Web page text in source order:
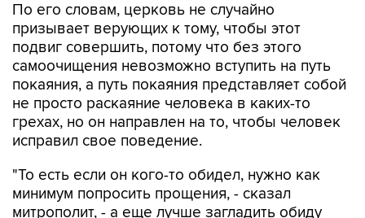
По его словам, церковь не случайно
призывает верующих к тому, чтобы этот
подвиг совершить, потому что без этого
самоочищения невозможно вступить на путь
покаяния, а путь покаяния представляет собой
не просто раскаяние человека в каких-то
грехах, но он направлен на то, чтобы человек
исправил свое поведение.
"То есть если он кого-то обидел, нужно как
минимум попросить прощения, - сказал
митрополит, - а еще лучше загладить обиду